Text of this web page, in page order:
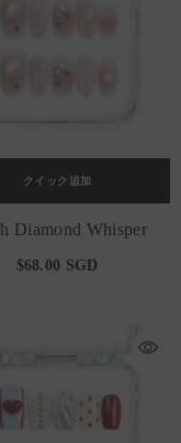
クイック追加
Diamond Whisper
$68.00 SGD